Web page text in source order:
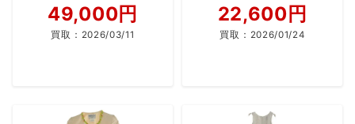
49,000円
買取： 2026/03/11
22,600円
買取： 2026/01/24